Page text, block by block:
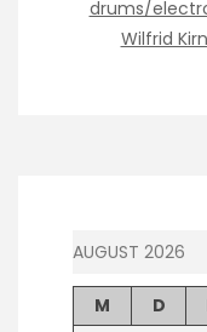
drums/
Wilfrid
AUGUST 2026
M D